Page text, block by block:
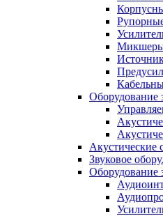
Оборудование
Акустические
Звуковое
Оборудование